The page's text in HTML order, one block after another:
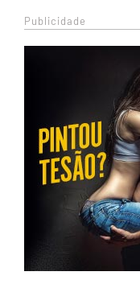
Publicidade